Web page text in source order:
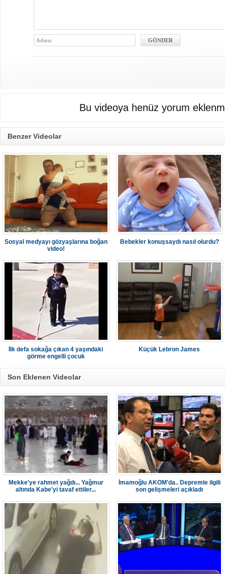
Bu videoya henüz yorum
Benzer Videolar
Sosyal medyayı gözyaşlarına boğan
video!
Bebekler konuşsaydı nasıl olurdu?
İlk defa sokağa çıkan 4 yaşındaki
görme engelli çocuk
Küçük Lebron James
Son Eklenen Videolar
Mekke'ye rahmet yağdı... Yağmur
altında Kabe'yi tavaf ettiler...
İmamoğlu AKOM'da.. Depremle ilgili
son gelişmeleri açıkladı